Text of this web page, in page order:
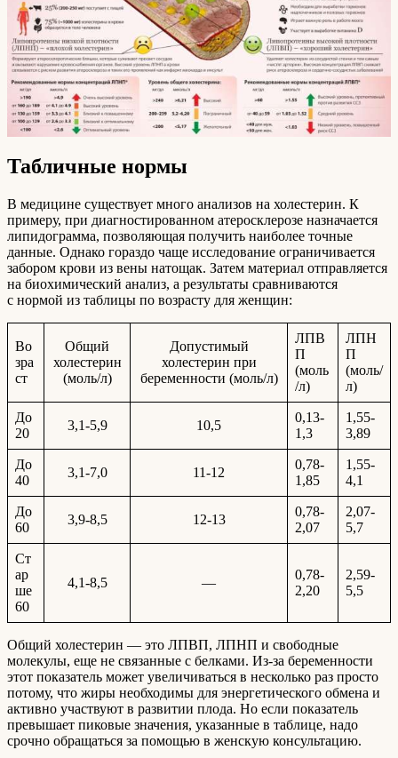
Табличные нормы
В медицине существует много анализов на холестерин. К
примеру, при диагностированном атеросклерозе назначается
липидограмма, позволяющая получить наиболее точные
данные. Однако гораздо чаще исследование ограничивается
забором крови из вены натощак. Затем материал отправляется
на биохимический анализ, а результаты сравниваются
с нормой из таблицы по возрасту для женщин:
Во
зра
ст
Общий
холестерин
(моль/л)
Допустимый
холестерин при
беременности (моль/л)
ЛПВ
П
(моль
/л)
ЛПН
П
(моль/
л)
До
20
3,1-5,9 10,5
0,13-
1,3
1,55-
3,89
До
40
3,1-7,0 11-12
0,78-
1,85
1,55-
4,1
До
60
3,9-8,5 12-13
0,78-
2,07
2,07-
5,7
Ст
ар
ше
60
4,1-8,5 —
0,78-
2,20
2,59-
5,5
Общий холестерин — это ЛПВП, ЛПНП и свободные
молекулы, еще не связанные с белками. Из-за беременности
этот показатель может увеличиваться в несколько раз просто
потому, что жиры необходимы для энергетического обмена и
активно участвуют в развитии плода. Но если показатель
превышает пиковые значения, указанные в таблице, надо
срочно обращаться за помощью в женскую консультацию.